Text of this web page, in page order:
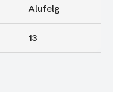
Alufelg
13